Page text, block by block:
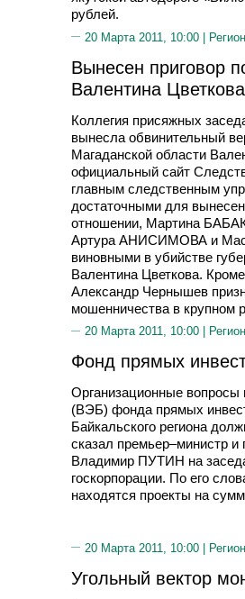
рублей.
20 Марта 2011, 10:00 |
Вынесен приговор
Валентина Цветкова
Коллегия присяжных
вынесла обвинительный
Магаданской области
официальный сайт
главным следственным
достаточными для
отношении, Мартина
Артура АНИСИМОВА и
виновными в убийстве
Валентина Цветкова.
Александр Чернышев
мошенничества в крупном
20 Марта 2011, 10:00 |
Фонд прямых
Организационные
(ВЭБ) фонда прямых
Байкальского региона
сказал премьер–министр
Владимир ПУТИН на
госкорпорации. По его
находятся проекты на
20 Марта 2011, 10:00 |
Угольный вектор